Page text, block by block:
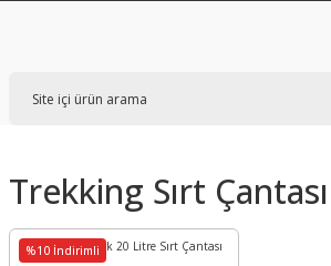
Trekking Sırt Çantası
%10 İndirimli